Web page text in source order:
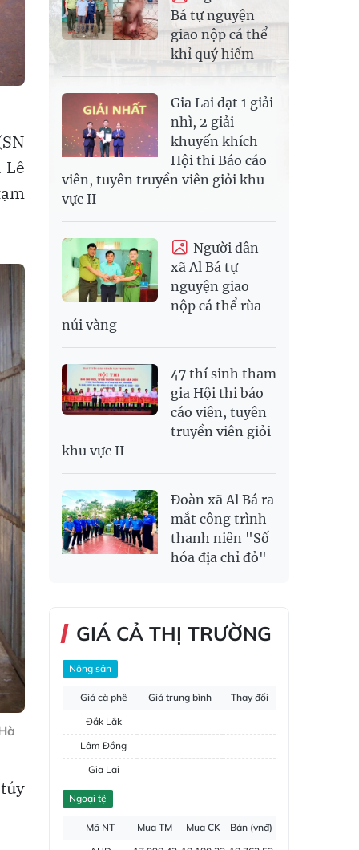
Lê
Bá tự nguyện
giao nộp cá thể
khỉ quý hiếm
Gia Lai đạt 1 giải
nhì, 2 giải
khuyến khích
Hội thi Báo cáo
viên, tuyên truyền viên giỏi khu
vực II
Người dân
xã Al Bá tự
nguyện giao
nộp cá thể rùa
núi vàng
47 thí sinh tham
gia Hội thi báo
cáo viên, tuyên
truyền viên giỏi
khu vực II
Đoàn xã Al Bá ra
mắt công trình
thanh niên "Số
hóa địa chỉ đỏ"
GIÁ CẢ THỊ TRƯỜNG
Nông sản
Giá cà phê Giá trung bình
Thay đổi
Đắk Lắk
Lâm Đồng
Gia Lai
Đắk Nông
Ngoại tệ
Mã NT Mua TM Mua CK
Bán (vnđ)